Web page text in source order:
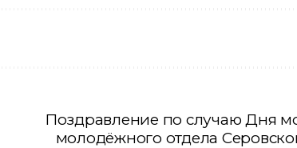
Поздравление по случаю Дня
молодёжного отдела